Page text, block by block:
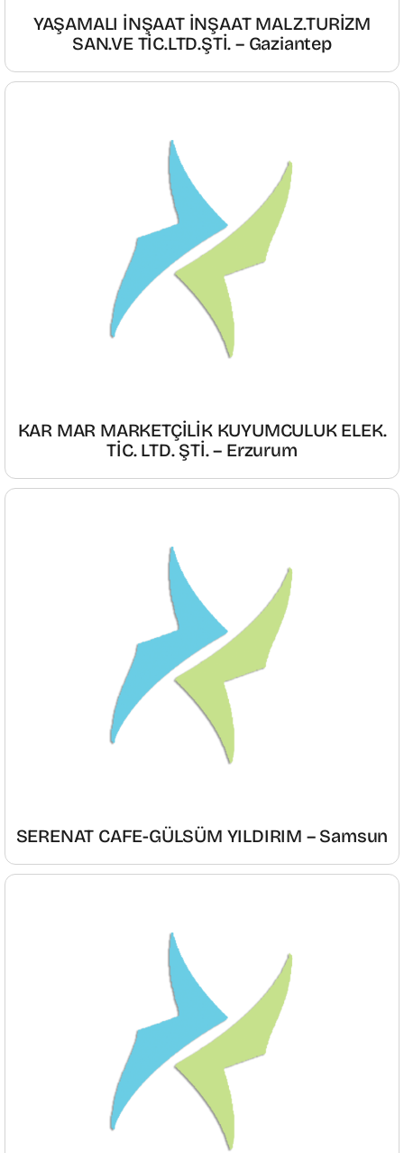
YAŞAMALI İNŞAAT İNŞAAT MALZ.TURİZM
SAN.VE TİC.LTD.ŞTİ. – Gaziantep
KAR MAR MARKETÇİLİK KUYUMCULUK ELEK.
TİC. LTD. ŞTİ. – Erzurum
SERENAT CAFE-GÜLSÜM YILDIRIM – Samsun